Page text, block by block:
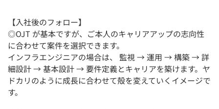
【入社後のフォロー】
◎OJT が基本ですが、ご本人のキャリアアップの志向性
に合わせて案件を選択できます。
インフラエンジニアの場合は、 監視 → 運用 → 構築 → 詳
細設計 → 基本設計 → 要件定義とキャリアを築けます。ヤ
ドカリのように成長に合わせて殻を変えていくイメージで
す。